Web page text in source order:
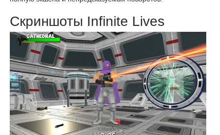
Скриншоты Infinite Lives